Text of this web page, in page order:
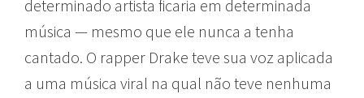
determinado artista ficaria em determinada
música — mesmo que ele nunca a tenha
cantado. O rapper Drake teve sua voz aplicada
a uma música viral na qual não teve nenhuma